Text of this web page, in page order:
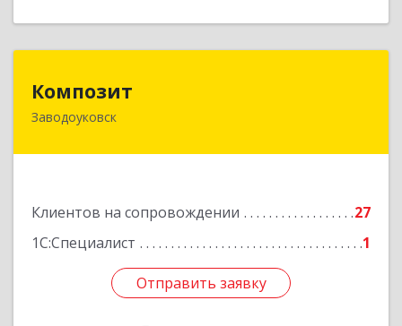
Композит
Заводоуковск
Клиентов на сопровождении
27
1С:Специалист
1
Отправить заявку
627140, Тюменская обл, Заводоуковский р-н,
Отправить заявку